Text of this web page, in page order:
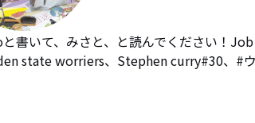
書いて、みさと、と読んでください！
state worriers、Stephen curry#30、#